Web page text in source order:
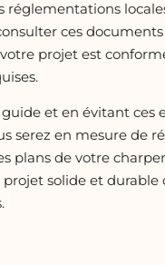
réglementations
ces
votre projet est
et en évitant ces
serez en mesure de
plans de votre
solide et durable